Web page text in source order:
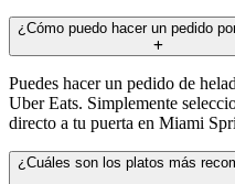
¿Cómo puedo hacer un pedido
Puedes hacer un pedido de
Uber Eats. Simplemente
directo a tu puerta en Miami
¿Cuáles son los platos más